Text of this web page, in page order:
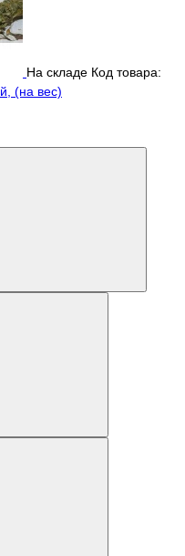
На складе Код товара:
(на вес)